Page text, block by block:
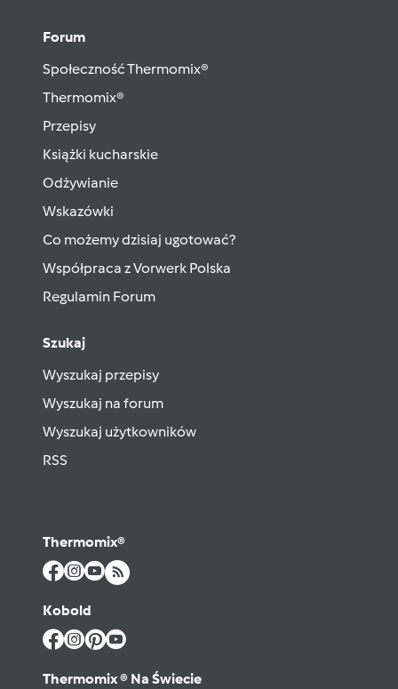
Forum
Społeczność Thermomix®
Thermomix®
Przepisy
Książki kucharskie
Odżywianie
Wskazówki
Co możemy dzisiaj ugotować?
Współpraca z Vorwerk Polska
Regulamin Forum
Szukaj
Wyszukaj przepisy
Wyszukaj na forum
Wyszukaj użytkowników
RSS
Thermomix®
Kobold
Thermomix ® Na Świecie